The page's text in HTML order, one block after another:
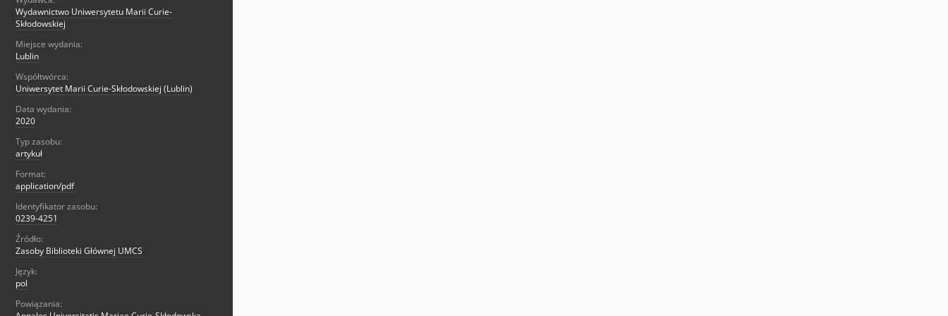
Wydawnictwo Uniwersytetu Marii Curie-
Skłodowskiej
Miejsce wydania:
Lublin
Współtwórca:
Uniwersytet Marii Curie-Skłodowskiej (Lublin)
Data wydania:
2020
Typ zasobu:
artykuł
Format:
application/pdf
Identyfikator zasobu:
0239-4251
Źródło:
Zasoby Biblioteki Głównej UMCS
Język:
pol
Powiązania: